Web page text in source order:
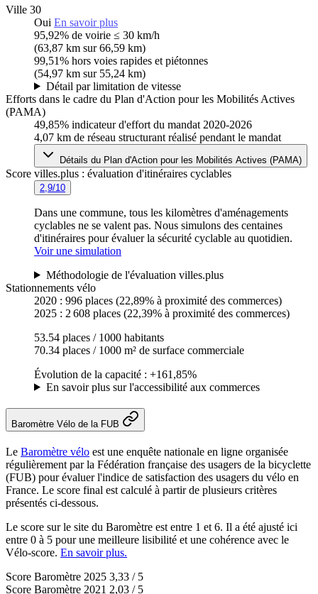
Ville 30
Oui En savoir plus
95,92% de voirie ≤ 30 km/h
(63,87 km sur 66,59 km)
99,51% hors voies rapides et piétonnes
(54,97 km sur 55,24 km)
Détail par limitation de vitesse
Efforts dans le cadre du Plan d'Action pour les Mobilités Actives
(PAMA)
49,85% indicateur d'effort du mandat 2020-2026
4,07 km de réseau structurant réalisé pendant le mandat
Détails du Plan d'Action pour les Mobilités Actives (PAMA)
Score villes.plus : évaluation d'itinéraires cyclables
2,9/10
Dans une commune, tous les kilomètres d'aménagements
cyclables ne se valent pas. Nous simulons des centaines
d'itinéraires pour évaluer la sécurité cyclable au quotidien.
Voir une simulation
Méthodologie de l'évaluation villes.plus
Stationnements vélo
2020 : 996 places (22,89% à proximité des commerces)
2025 : 2 608 places (22,39% à proximité des commerces)
53.54 places / 1000 habitants
70.34 places / 1000 m² de surface commerciale
Évolution de la capacité : +161,85%
En savoir plus sur l'accessibilité aux commerces
Baromètre Vélo de la FUB
Le Baromètre vélo est une enquête nationale en ligne organisée
régulièrement par la Fédération française des usagers de la bicyclette
(FUB) pour évaluer l'indice de satisfaction des usagers du vélo en
France. Le score final est calculé à partir de plusieurs critères
présentés ci-dessous.
Le score sur le site du Baromètre est entre 1 et 6. Il a été ajusté ici
entre 0 à 5 pour une meilleure lisibilité et une cohérence avec le
Vélo-score. En savoir plus.
Score Baromètre 2025 3,33 / 5
Score Baromètre 2021 2,03 / 5